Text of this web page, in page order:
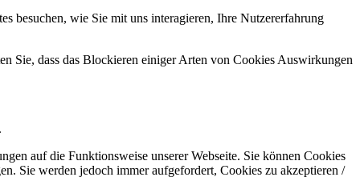
besuchen, wie Sie mit uns interagieren, Ihre Nutzererfahrung
Sie, dass das Blockieren einiger Arten von Cookies Auswirkungen
auf die Funktionsweise unserer Webseite. Sie können Cookies
Sie werden jedoch immer aufgefordert, Cookies zu akzeptieren /